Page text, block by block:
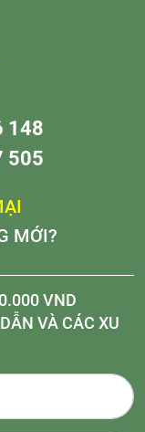
148
505
MỚI?
VND
VÀ CÁC XU